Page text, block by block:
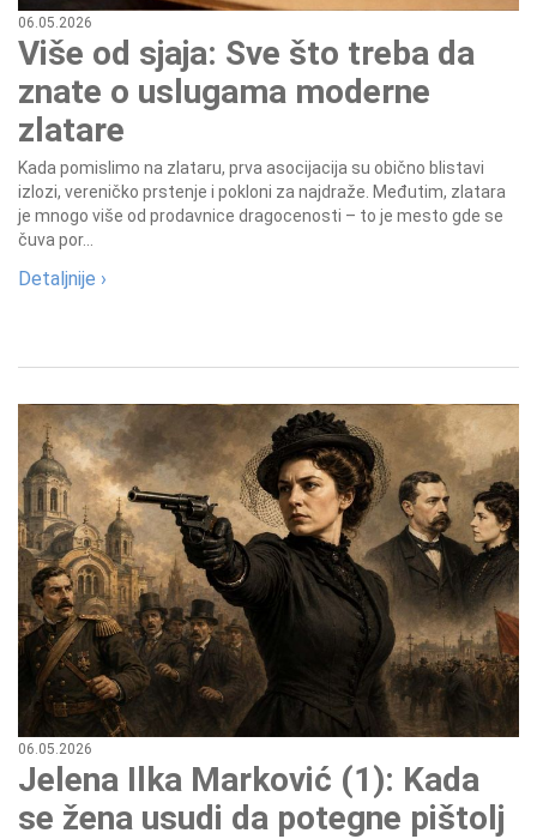
06.05.2026
Više od sjaja: Sve što treba da
znate o uslugama moderne
zlatare
Kada pomislimo na zlataru, prva asocijacija su obično blistavi
izlozi, vereničko prstenje i pokloni za najdraže. Međutim, zlatara
je mnogo više od prodavnice dragocenosti – to je mesto gde se
čuva por...
Detaljnije ›
06.05.2026
Jelena Ilka Marković (1): Kada
se žena usudi da potegne pištolj